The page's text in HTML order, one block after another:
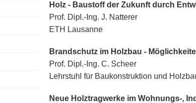
Holz - Baustoff der Zukunft durch
Prof. Dipl.-Ing. J. Natterer
ETH Lausanne
Brandschutz im Holzbau -
Prof. Dipl.-Ing. C. Scheer
Lehrstuhl für Baukonstruktion und
Neue Holztragwerke im Wohnungs-,